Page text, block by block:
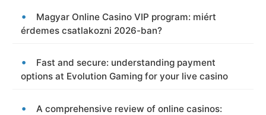
Magyar Online Casino VIP program: miért
érdemes csatlakozni 2026-ban?
Fast and secure: understanding payment
options at Evolution Gaming for your live casino
A comprehensive review of online casinos: